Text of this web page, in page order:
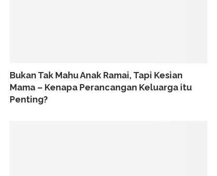
Bukan Tak Mahu Anak Ramai, Tapi Kesian
Mama – Kenapa Perancangan Keluarga itu
Penting?